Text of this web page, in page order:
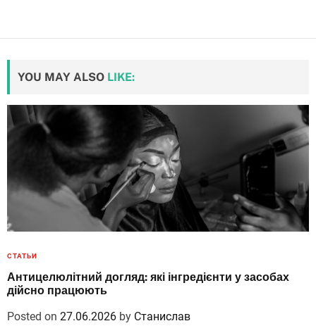
YOU MAY ALSO LIKE:
СТАТЬИ
Антицелюлітний догляд: які інгредієнти у засобах
дійсно працюють
Posted on 27.06.2026 by Станислав